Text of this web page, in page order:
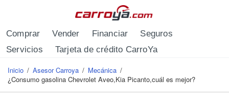
Comprar Vender Financiar
Seguros
Servicios
Tarjeta de crédito CarroYa
Se encuentra usted aquí
Inicio / Asesor Carroya / Mecánica /
¿Consumo gasolina Chevrolet Aveo,Kia Picanto,cuál es mejor?